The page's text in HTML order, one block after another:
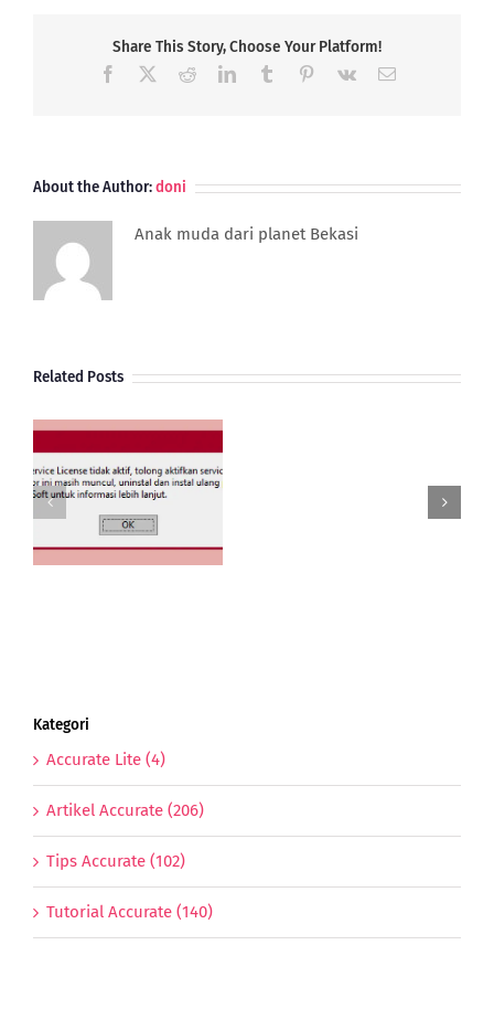
Type,
Asset
List
File
Share This Story, Choose Your Platform!
Facebook RedditLinkedInTumblr Pinterest
Vk Email
About the Author:doni
Anak muda dari planet Bekasi
Related Posts
Kategori
Accurate Lite (4)
Artikel Accurate (206)
Tips Accurate (102)
Tutorial Accurate (140)